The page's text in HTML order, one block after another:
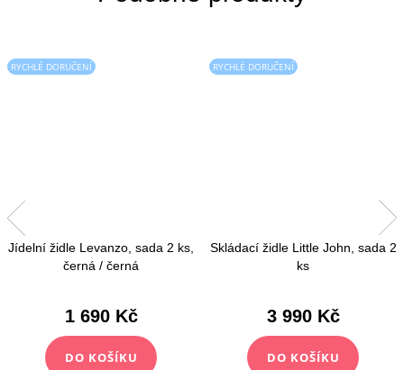
RYCHLÉ DORUČENÍ
Jídelní židle Levanzo, sada 2 ks,
černá / černá
1 690 Kč
DO KOŠÍKU
RYCHLÉ DORUČENÍ
Skládací židle Little John, sada 2
ks
3 990 Kč
DO KOŠÍKU